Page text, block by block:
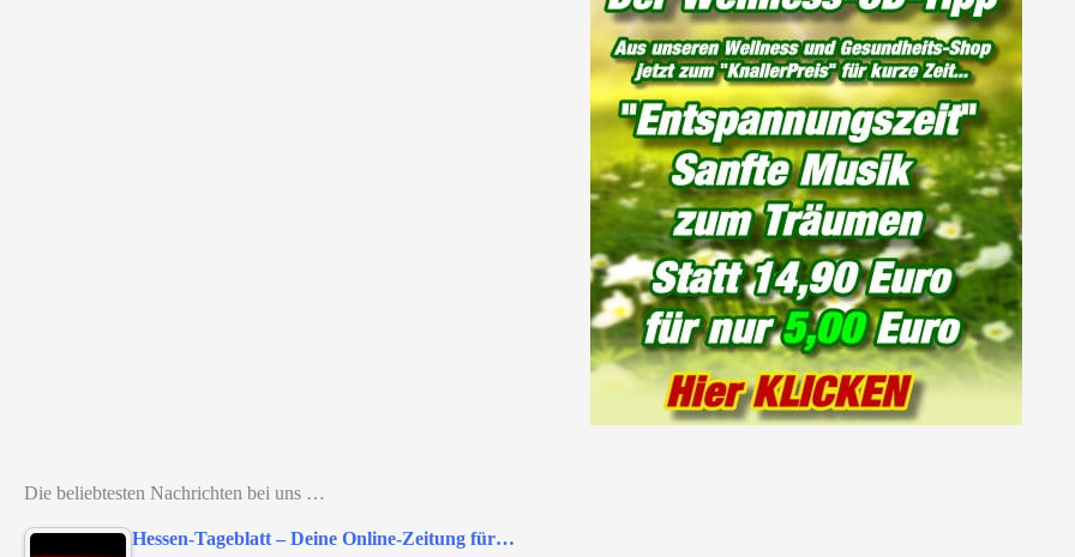
Die beliebtesten Nachrichten bei uns …
Hessen-Tageblatt – Deine Online-Zeitung für…